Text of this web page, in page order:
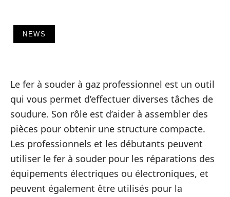
NEWS
Le fer à souder à gaz professionnel est un outil
qui vous permet d’effectuer diverses tâches de
soudure. Son rôle est d’aider à assembler des
pièces pour obtenir une structure compacte.
Les professionnels et les débutants peuvent
utiliser le fer à souder pour les réparations des
équipements électriques ou électroniques, et
peuvent également être utilisés pour la